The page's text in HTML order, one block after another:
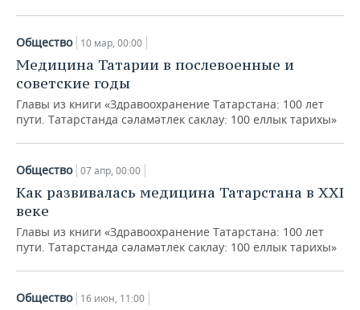
Общество 10 мар, 00:00
Медицина Татарии в послевоенные и
советские годы
Главы из книги «Здравоохранение Татарстана: 100 лет
пути. Татарстанда сәламәтлек саклау: 100 еллык тарихы»
Общество 07 апр, 00:00
Как развивалась медицина Татарстана в XXI
веке
Главы из книги «Здравоохранение Татарстана: 100 лет
пути. Татарстанда сәламәтлек саклау: 100 еллык тарихы»
Общество 16 июн, 11:00